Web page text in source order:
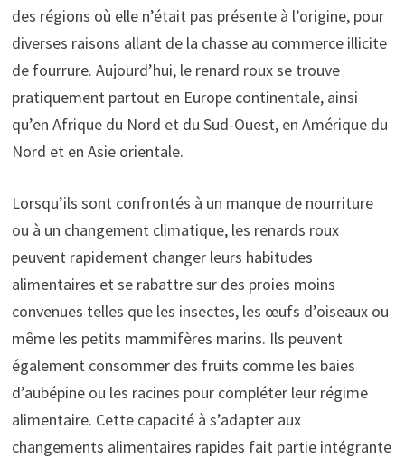
des régions où elle n’était pas présente à l’origine, pour
diverses raisons allant de la chasse au commerce illicite
de fourrure. Aujourd’hui, le renard roux se trouve
pratiquement partout en Europe continentale, ainsi
qu’en Afrique du Nord et du Sud-Ouest, en Amérique du
Nord et en Asie orientale.
Lorsqu’ils sont confrontés à un manque de nourriture
ou à un changement climatique, les renards roux
peuvent rapidement changer leurs habitudes
alimentaires et se rabattre sur des proies moins
convenues telles que les insectes, les œufs d’oiseaux ou
même les petits mammifères marins. Ils peuvent
également consommer des fruits comme les baies
d’aubépine ou les racines pour compléter leur régime
alimentaire. Cette capacité à s’adapter aux
changements alimentaires rapides fait partie intégrante